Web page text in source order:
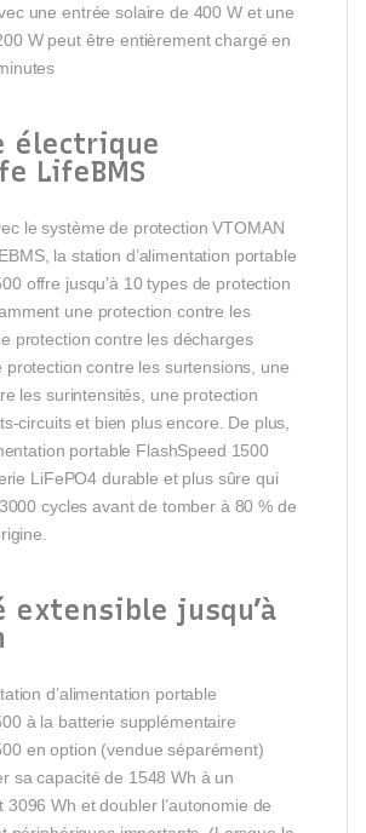
une entrée solaire de 400 W et une
W peut être entièrement chargé en
électrique
LifeBMS
le système de protection VTOMAN
la station d’alimentation portable
offre jusqu’à 10 types de protection
une protection contre les
protection contre les décharges
protection contre les surtensions, une
les surintensités, une protection
circuits et bien plus encore. De plus,
portable FlashSpeed 1500
LiFePO4 durable et plus sûre qui
cycles avant de tomber à 80 % de
extensible jusqu’à
d’alimentation portable
à la batterie supplémentaire
en option (vendue séparément)
sa capacité de 1548 Wh à un
3096 Wh et doubler l’autonomie de